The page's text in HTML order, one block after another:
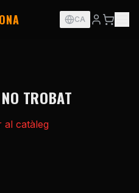
CA
TROBAT
catàleg